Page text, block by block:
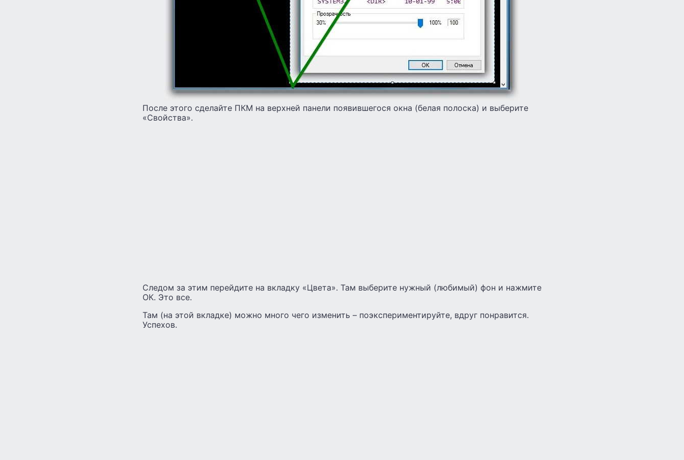
После этого сделайте ПКМ на верхней панели появившегося окна (белая полоска) и выберите
«Свойства».
Следом за этим перейдите на вкладку «Цвета». Там выберите нужный (любимый) фон и нажмите
ОК. Это все.
Там (на этой вкладке) можно много чего изменить – поэкспериментируйте, вдруг понравится.
Успехов.